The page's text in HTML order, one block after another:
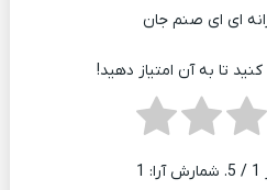
ای ای صنم جان
تا به آن امتیاز دهید!
1 / 5. شمارش آرا: 1